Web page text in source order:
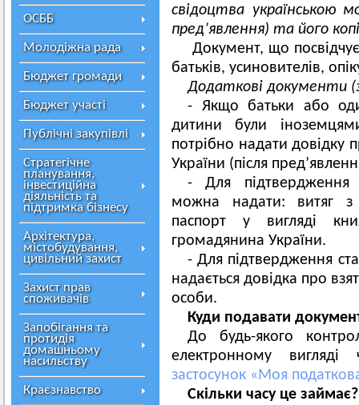
ОСББ
Молодіжна рада
Бюджет громади
Бюджет участі
Публічні закупівлі
Стратегічне
планування,
інвестиційна
діяльність та
підтримка бізнесу
Архітектура,
містобудування,
цивільний захист
Захист прав
споживачів
Запобігання та
протидія
домашньому
насильству
Краєзнавство
свідоцтва українською
пред’явлення) та його
Документ, що
батьків, усиновителів,
Додаткові документи
- Якщо батьки або
дитини були
потрібно надати довідку
України (після
- Для підтвердження
можна надати: витяг з
паспорт у вигляді
громадянина України.
- Для підтвердження
надається довідка про
особи.
Куди подавати
До будь-якого
електронному
застосунок «Моя
Скільки часу це займає?